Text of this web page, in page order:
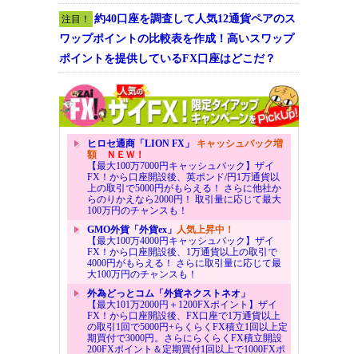
注目！
約40口座を調査して人気12通貨ペアのス
ワップポイントの比較表を作成！高いスワップ
ポイントを提供しているFX口座はどこだ？
ヒロセ通商「LION FX」 キャッシュバック増
額ＮＥＷ！
【最大100万7000円キャッシュバック】ザイ
FX！から口座開設後、英ポンド/円1万通貨以
上の取引で5000円がもらえる！ さらに他社か
らのりかえなら2000円！ 取引量に応じて最大
100万円のチャンスも！
GMO外貨「外貨ex」 人気上昇中！
【最大100万4000円キャッシュバック】ザイ
FX！から口座開設後、1万通貨以上の取引で
4000円がもらえる！ さらに取引量に応じて最
大100万円のチャンスも！
外為どっとコム「外貨ネクストネオ」
【最大101万2000円＋1200FXポイント】ザイ
FX！から口座開設後、FX口座で1万通貨以上
の取引1回で5000円+らくらくFX積立1回以上定
期買付で3000円。さらにらくらくFX積立開設
200FXポイント＆定期買付1回以上で1000FXポ